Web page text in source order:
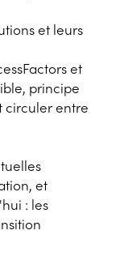
et leurs
et
principe
circuler entre
et
: les